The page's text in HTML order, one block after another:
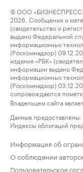
© ООО
2026. Сообщения и
(свидетельство о
выдано Федеральной
информационных
(Роскомнадзор)
издания «РБК»
информации выдано
информационных
(Роскомнадзор)
сопровождаются
Владельцем сайта
Данные предоставлены:
Индексы облигаций
Информация об
О соблюдении
Пользовательское